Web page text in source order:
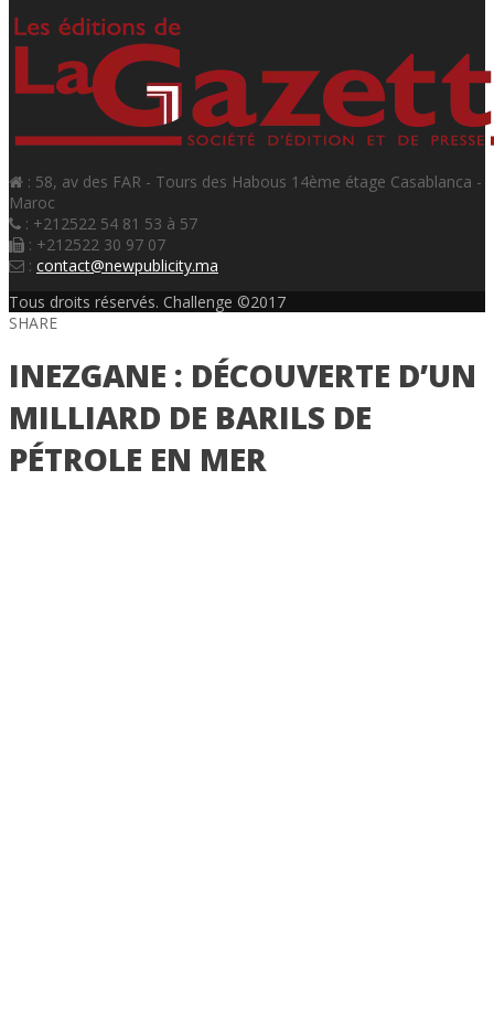
: 58, av des FAR - Tours des Habous 14ème étage Casablanca -
Maroc
: +212522 54 81 53 à 57
: +212522 30 97 07
: contact@newpublicity.ma
Tous droits réservés. Challenge ©2017
SHARE
INEZGANE : DÉCOUVERTE D’UN
MILLIARD DE BARILS DE
PÉTROLE EN MER